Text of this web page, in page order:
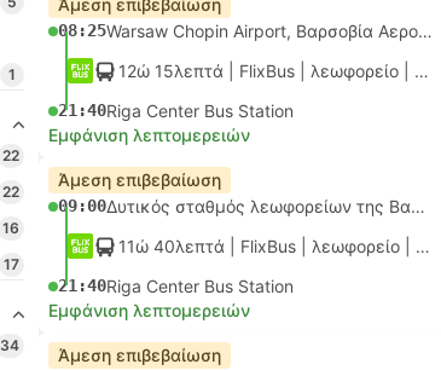
1
22
22
16
17
34
Άμεση επιβεβαίωση
08:25
Warsaw Chopin Airport, Βαρσοβία Αεροδρόμιο
12ώ 15λεπτά | FlixBus λεωφορείο
21:40Riga Center Bus Station
Εμφάνιση λεπτομερειών
Άμεση επιβεβαίωση
09:00
Δυτικός σταθμός λεωφορείων της Βαρσοβίας
11ώ 40λεπτά | FlixBus λεωφορείο
21:40Riga Center Bus Station
Εμφάνιση λεπτομερειών
Άμεση επιβεβαίωση